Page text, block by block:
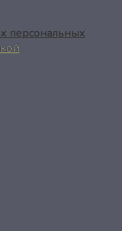
персональных